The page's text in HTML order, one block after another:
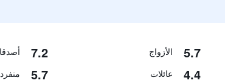
5.7 الأزواج 7.2
4.4 عائلات 5.7 منفرد